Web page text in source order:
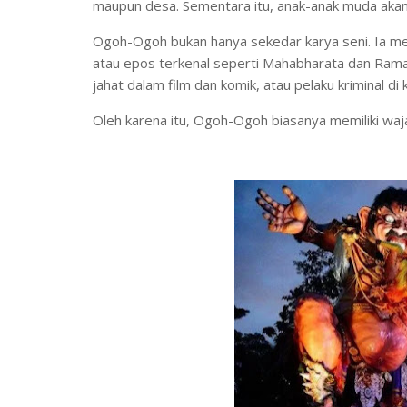
maupun desa. Sementara itu, anak-anak muda
Ogoh-Ogoh bukan hanya sekedar karya seni. Ia
atau epos terkenal seperti Mahabharata dan
jahat dalam film dan komik, atau pelaku kriminal di
Oleh karena itu, Ogoh-Ogoh biasanya memiliki